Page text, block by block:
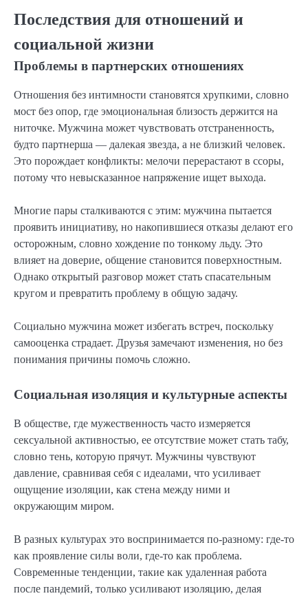
Последствия для отношений и
социальной жизни
Проблемы в партнерских отношениях
Отношения без интимности становятся хрупкими, словно
мост без опор, где эмоциональная близость держится на
ниточке. Мужчина может чувствовать отстраненность,
будто партнерша — далекая звезда, а не близкий человек.
Это порождает конфликты: мелочи перерастают в ссоры,
потому что невысказанное напряжение ищет выхода.
Многие пары сталкиваются с этим: мужчина пытается
проявить инициативу, но накопившиеся отказы делают его
осторожным, словно хождение по тонкому льду. Это
влияет на доверие, общение становится поверхностным.
Однако открытый разговор может стать спасательным
кругом и превратить проблему в общую задачу.
Социально мужчина может избегать встреч, поскольку
самооценка страдает. Друзья замечают изменения, но без
понимания причины помочь сложно.
Социальная изоляция и культурные аспекты
В обществе, где мужественность часто измеряется
сексуальной активностью, ее отсутствие может стать табу,
словно тень, которую прячут. Мужчины чувствуют
давление, сравнивая себя с идеалами, что усиливает
ощущение изоляции, как стена между ними и
окружающим миром.
В разных культурах это воспринимается по-разному: где-то
как проявление силы воли, где-то как проблема.
Современные тенденции, такие как удаленная работа
после пандемий, только усиливают изоляцию, делая